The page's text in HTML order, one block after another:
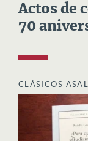
Actos de
70
CLÁSICOS